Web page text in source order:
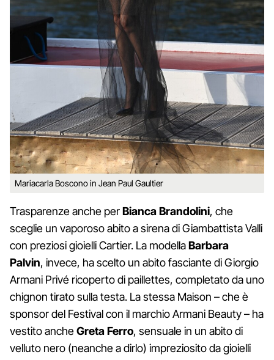
Mariacarla Boscono in Jean Paul Gaultier
Trasparenze anche perBianca Brandolini, che
sceglie un vaporoso abito a sirena di Giambattista Valli
con preziosi gioielli Cartier. La modellaBarbara
Palvin, invece, ha scelto un abito fasciante di Giorgio
Armani Privé ricoperto di paillettes, completato da uno
chignon tirato sulla testa. La stessa Maison – che è
sponsor del Festival con il marchio Armani Beauty – ha
vestito ancheGreta Ferro, sensuale in un abito di
velluto nero (neanche a dirlo) impreziosito da gioielli